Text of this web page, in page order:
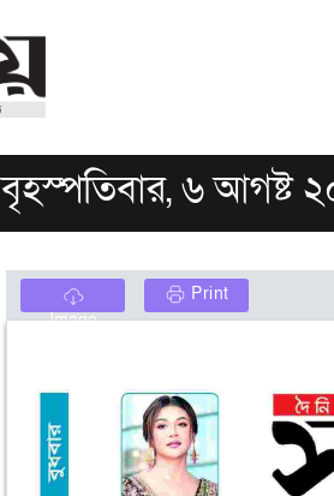
বৃহস্পতিবার, ৬ আগষ্ট
Image
Print